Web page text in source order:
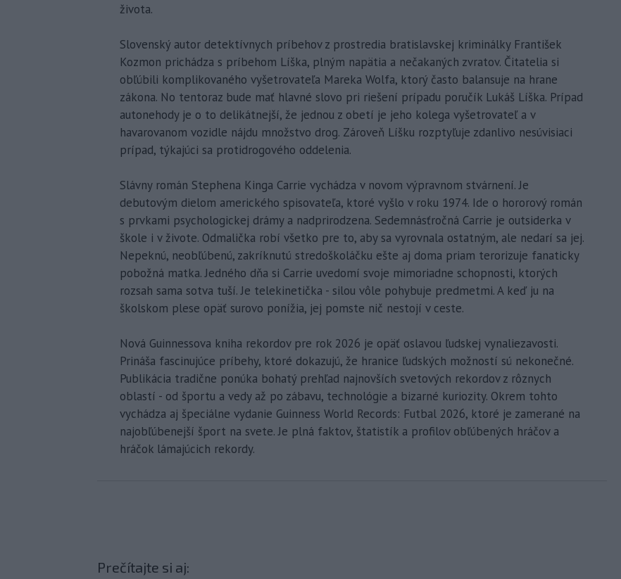
života.
Slovenský autor detektívnych príbehov z prostredia bratislavskej kriminálky František
Kozmon prichádza s príbehom Líška, plným napätia a nečakaných zvratov. Čitatelia si
obľúbili komplikovaného vyšetrovateľa Mareka Wolfa, ktorý často balansuje na hrane
zákona. No tentoraz bude mať hlavné slovo pri riešení prípadu poručík Lukáš Líška. Prípad
autonehody je o to delikátnejší, že jednou z obetí je jeho kolega vyšetrovateľ a v
havarovanom vozidle nájdu množstvo drog. Zároveň Líšku rozptyľuje zdanlivo nesúvisiaci
prípad, týkajúci sa protidrogového oddelenia.
Slávny román Stephena Kinga Carrie vychádza v novom výpravnom stvárnení. Je
debutovým dielom amerického spisovateľa, ktoré vyšlo v roku 1974. Ide o hororový román
s prvkami psychologickej drámy a nadprirodzena. Sedemnásťročná Carrie je outsiderka v
škole i v živote. Odmalička robí všetko pre to, aby sa vyrovnala ostatným, ale nedarí sa jej.
Nepeknú, neobľúbenú, zakríknutú stredoškoláčku ešte aj doma priam terorizuje fanaticky
pobožná matka. Jedného dňa si Carrie uvedomí svoje mimoriadne schopnosti, ktorých
rozsah sama sotva tuší. Je telekinetička - silou vôle pohybuje predmetmi. A keď ju na
školskom plese opäť surovo ponížia, jej pomste nič nestojí v ceste.
Nová Guinnessova kniha rekordov pre rok 2026 je opäť oslavou ľudskej vynaliezavosti.
Prináša fascinujúce príbehy, ktoré dokazujú, že hranice ľudských možností sú nekonečné.
Publikácia tradične ponúka bohatý prehľad najnovších svetových rekordov z rôznych
oblastí - od športu a vedy až po zábavu, technológie a bizarné kuriozity. Okrem tohto
vychádza aj špeciálne vydanie Guinness World Records: Futbal 2026, ktoré je zamerané na
najobľúbenejší šport na svete. Je plná faktov, štatistík a profilov obľúbených hráčov a
hráčok lámajúcich rekordy.
Prečítajte si aj: